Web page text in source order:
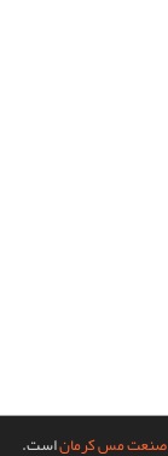
صنعت مس کرماناست.